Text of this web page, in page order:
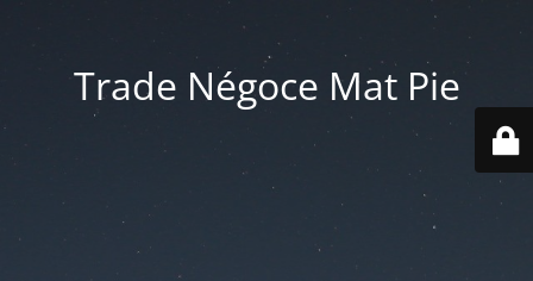
Trade Négoce Mat Pie